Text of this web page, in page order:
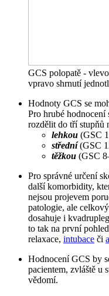
GCS polopatě -
vpravo shrnutí
Hodnoty GCS se
Pro hrubé hodnocení
rozdělit do tří stupňů
lehkou (GSC
střední(GSC
těžkou (GSC
Pro správné určení
další komorbidity,
nejsou projevem
patologie, ale
dosahuje i
to tak na první
relaxace, intubace či
Hodnocení GCS by
pacientem, zvláště u
vědomí.